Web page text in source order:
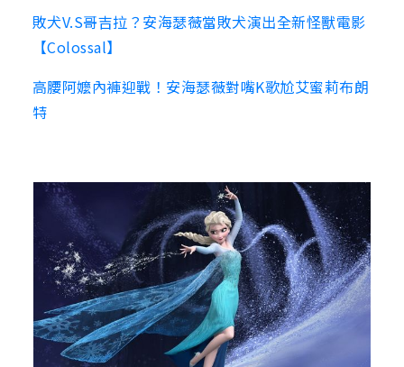
敗犬V.S哥吉拉？安海瑟薇當敗犬演出全新怪獸電影
【Colossal】
高腰阿嬤內褲迎戰！安海瑟薇對嘴K歌尬艾蜜莉布朗
特